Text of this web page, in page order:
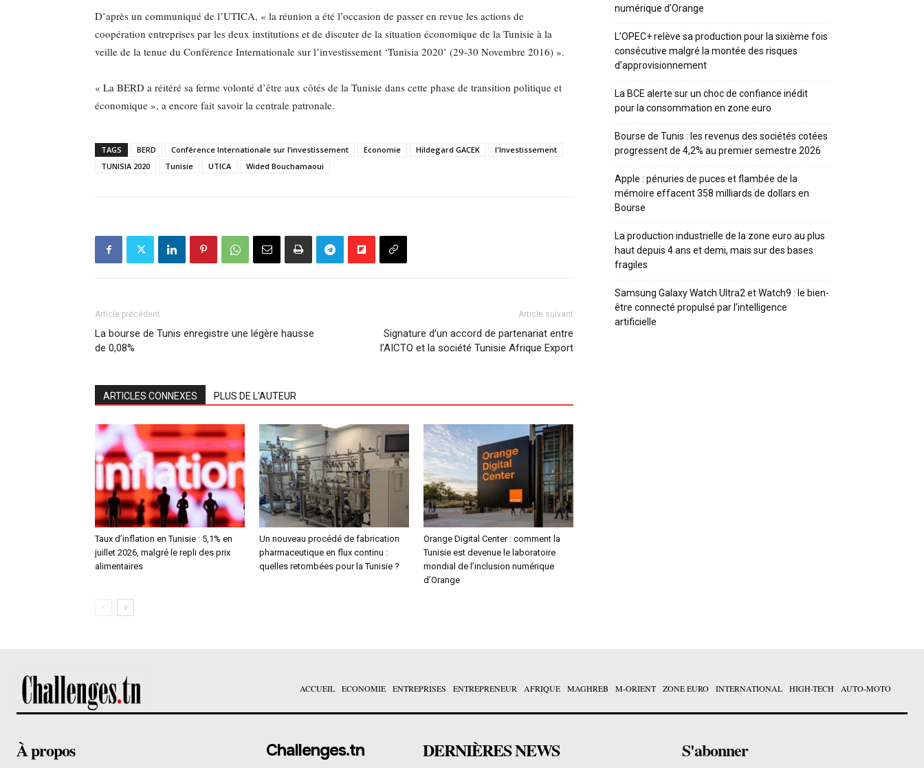
D’après un communiqué de l’UTICA, « la réunion a été l’occasion de passer en revue les actions de
coopération entreprises par les deux institutions et de discuter de la situation économique de la Tunisie à la
veille de la tenue du Conférence Internationale sur l’investissement ‘Tunisia 2020’ (29-30 Novembre 2016) ».
« La BERD a réitéré sa ferme volonté d’être aux côtés de la Tunisie dans cette phase de transition politique et
économique », a encore fait savoir la centrale patronale.
TAGS BERD Conférence Internationale sur l’investissement Economie Hildegard GACEK
l'Investissement
TUNISIA 2020
Tunisie UTICA Wided Bouchamaoui
Article précédent
La bourse de Tunis enregistre une légère hausse
de 0,08%
Article suivant
Signature d’un accord de partenariat entre
l’AICTO et la société Tunisie Afrique Export
ARTICLES CONNEXES PLUS DE L'AUTEUR
Taux d’inflation en Tunisie : 5,1% en
juillet 2026, malgré le repli des prix
alimentaires
Un nouveau procédé de fabrication
pharmaceutique en flux continu :
quelles retombées pour la Tunisie ?
Orange Digital Center : comment la
Tunisie est devenue le laboratoire
mondial de l’inclusion numérique
d’Orange
numérique d’Orange
L’OPEC+ relève sa production pour la sixième fois
consécutive malgré la montée des risques
d’approvisionnement
La BCE alerte sur un choc de confiance inédit
pour la consommation en zone euro
Bourse de Tunis : les revenus des sociétés cotées
progressent de 4,2% au premier semestre 2026
Apple : pénuries de puces et flambée de la
mémoire effacent 358 milliards de dollars en
Bourse
La production industrielle de la zone euro au plus
haut depuis 4 ans et demi, mais sur des bases
fragiles
Samsung Galaxy Watch Ultra2 et Watch9 : le bien-
être connecté propulsé par l’intelligence
artificielle
ACCUEIL ECONOMIE ENTREPRISES ENTREPRENEUR AFRIQUE MAGHREB M-ORIENT ZONE EURO INTERNATIONAL HIGH-TECH AUTO-MOTO
À propos Challenges.tn DERNIÈRES NEWS S'abonner